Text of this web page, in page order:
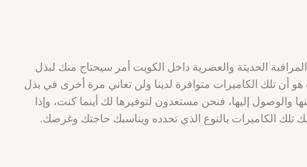
الحديثة والعصرية داخل الكويت أمر سيحتاج منك لبذل
أن تلك الكاميرات متوافرة لدينا ولن تعاني مرة أخرى في بذل
إليها، فنحن مستعدون لتوفيرها لك أينما كنت، وإذا
الكاميرات بالنوع الذي تحدده ويناسبك حاجتك وغرضك.